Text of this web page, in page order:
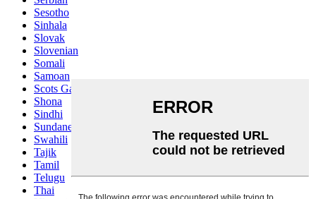
Sesotho
Sinhala
Slovak
Slovenian
Somali
Samoan
Scots Gaelic
Shona
Sindhi
Sundanese
Swahili
Tajik
Tamil
Telugu
Thai